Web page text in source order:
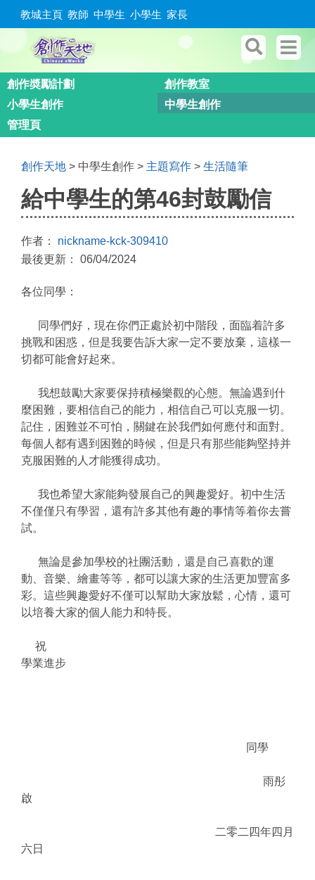
教城主頁 教師 中學生 小學生 家長
創作奬勵計劃
創作教室
小學生創作
中學生創作
管理頁
創作天地 > 中學生創作 > 主題寫作 > 生活隨筆
給中學生的第46封鼓勵信
作者： nickname-kck-309410
最後更新： 06/04/2024
各位同學：
同學們好，現在你們正處於初中階段，面臨着許多
挑戰和困惑，但是我要告訴大家一定不要放棄，這樣一
切都可能會好起來。
我想鼓勵大家要保持積極樂觀的心態。無論遇到什
麼困難，要相信自己的能力，相信自己可以克服一切。
記住，困難並不可怕，關鍵在於我們如何應付和面對。
每個人都有遇到困難的時候，但是只有那些能夠堅持并
克服困難的人才能獲得成功。
我也希望大家能夠發展自己的興趣愛好。初中生活
不僅僅只有學習，還有許多其他有趣的事情等着你去嘗
試。
無論是參加學校的社團活動，還是自己喜歡的運
動、音樂、繪畫等等，都可以讓大家的生活更加豐富多
彩。這些興趣愛好不僅可以幫助大家放鬆，心情，還可
以培養大家的個人能力和特長。
祝
學業進步
同學
雨彤
啟
二零二四年四月
六日